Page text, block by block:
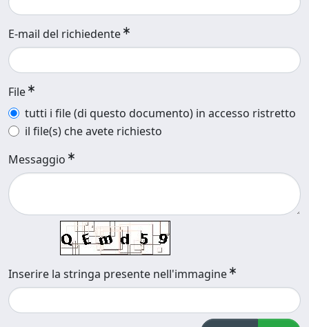
E-mail del richiedente
File
tutti i file (di questo documento) in accesso ristretto
il file(s) che avete richiesto
Messaggio
Inserire la stringa presente nell'immagine